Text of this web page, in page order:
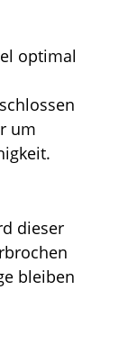
optimal
um
dieser
bleiben